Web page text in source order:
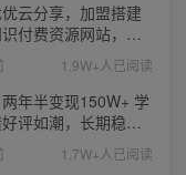
云分享，加盟搭建
付费资源网站，实
稳定被动收入~1.9W+人已阅读
年半变现150W+ 学
评如潮，长期稳定
可以一直干到老！
1.7W+人已阅读